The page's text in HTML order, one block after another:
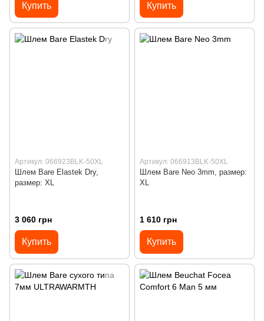
Купить Купить
Артикул: 066923BLK-50XL
Шлем Bare Elastek Dry,
размер: XL
3 060 грн
Купить
Артикул: 066913BLK-50XL
Шлем Bare Neo 3mm, размер:
XL
1 610 грн
Купить